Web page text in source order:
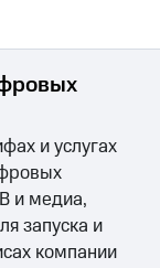
и услугах
и медиа,
запуска и
компании